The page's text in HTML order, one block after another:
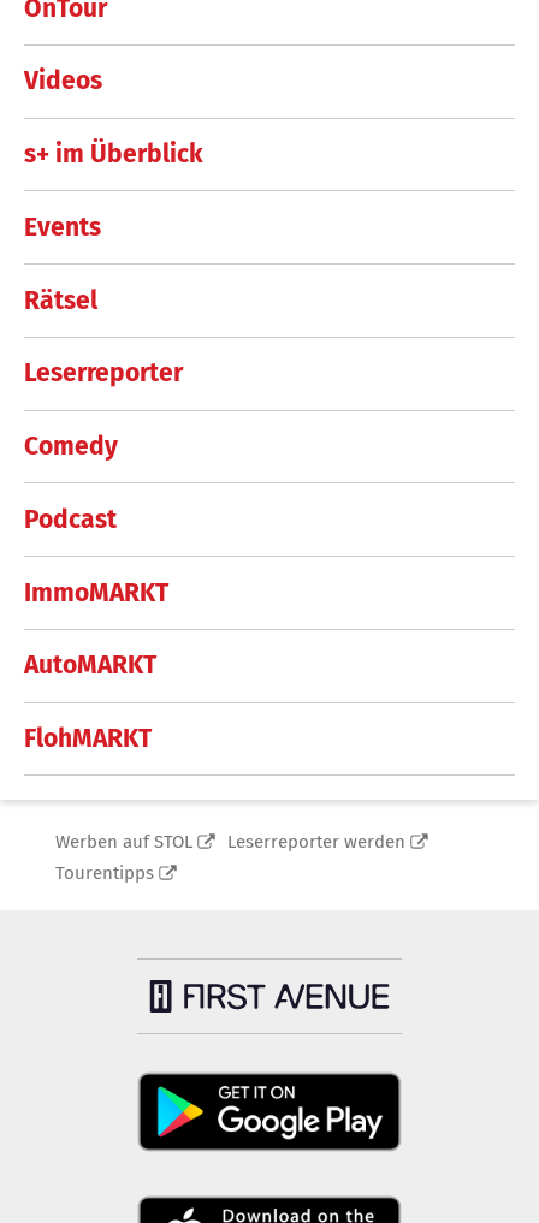
OnTour
Videos
s+ im Überblick
Events
Rätsel
Leserreporter
Comedy
Podcast
ImmoMARKT
AutoMARKT
FlohMARKT
Werben auf STOL
Leserreporter werden
Tourentipps